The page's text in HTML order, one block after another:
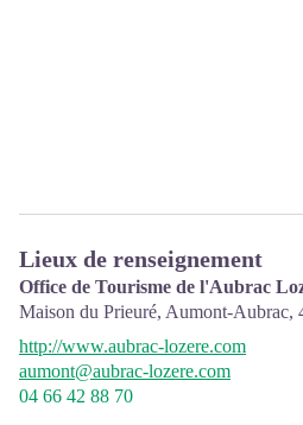
Lieux de renseignement
Office de Tourisme de l'Aubrac
Maison du Prieuré, Aumont-Aubrac,
http://www.aubrac-lozere.com
aumont@aubrac-lozere.com
04 66 42 88 70